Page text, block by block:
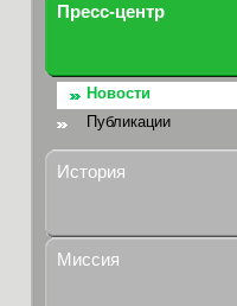
Пресс-центр
Новости
Публикации
История
Миссия